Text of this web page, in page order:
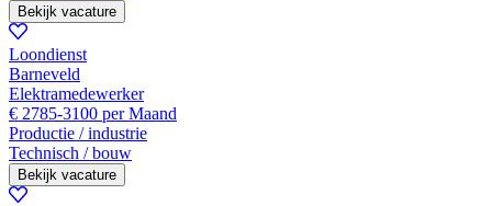
Bekijk vacature
Loondienst
Barneveld
Elektramedewerker
€ 2785-3100 per Maand
Productie / industrie
Technisch / bouw
Bekijk vacature